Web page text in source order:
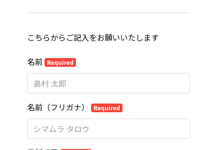
こちらからご記入をお願いいたします
名前 Required
名前（フリガナ） Required